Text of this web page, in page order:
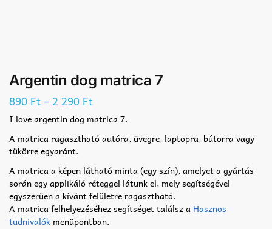
Argentin dog matrica 7
890 Ft– 2 290 Ft
I love argentin dog matrica 7.
A matrica ragasztható autóra, üvegre, laptopra, bútorra vagy
tükörre egyaránt.
A matrica a képen látható minta (egy szín), amelyet a gyártás
során egy applikáló réteggel látunk el, mely segítségével
egyszerűen a kívánt felületre ragasztható.
A matrica felhelyezéséhez segítséget találsz a Hasznos
tudnivalók menüpontban.